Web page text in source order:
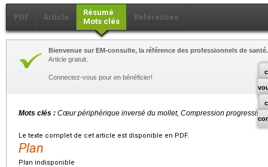
PDF Article
Résumé
Mots clés
Références
Bienvenue sur EM-consulte, la référence des professionnels de santé.
Article gratuit.
Connectez-vous pour en bénéficier!
Mots clés : Cœur périphérique inversé du mollet, Compression progressive®
Le texte complet de cet article est disponible en PDF.
Plan
Plan indisponible